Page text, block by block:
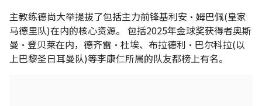
主教练德尚大举提拔了包括主力前锋基利安•姆巴佩(皇家
马德里队)在内的核心资源。 包括2025年金球奖获得者奥斯
曼•登贝莱在内，德齐雷•杜埃、布拉德利•巴尔科拉(以
上巴黎圣日耳曼队)等李康仁所属的队友都榜上有名。